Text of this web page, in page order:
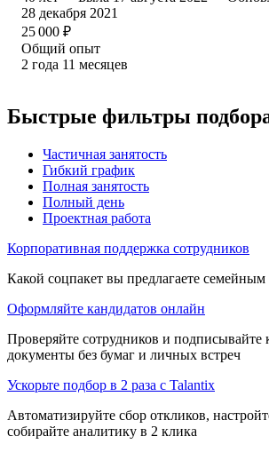
28 декабря 2021
25 000 ₽
Общий опыт
2 года 11 месяцев
Быстрые фильтры
Частичная занятость
Гибкий график
Полная занятость
Полный день
Проектная работа
Корпоративная поддержка сотрудников
Какой соцпакет вы предлагаете семейным
Оформляйте кандидатов онлайн
Проверяйте сотрудников и подписывайте
документы без бумаг и личных встреч
Ускорьте подбор в 2 раза с Talantix
Автоматизируйте сбор откликов,
собирайте аналитику в 2 клика